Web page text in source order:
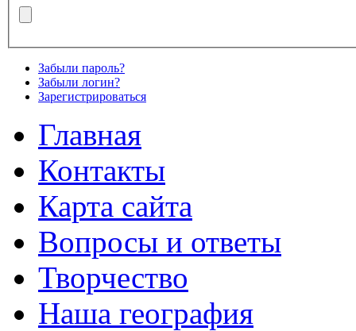
Забыли пароль?
Забыли логин?
Зарегистрироваться
Главная
Контакты
Карта сайта
Вопросы и ответы
Творчество
Наша география